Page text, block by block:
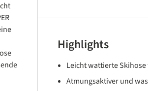
Highlights
Leicht wattierte
Atmungsaktiver und